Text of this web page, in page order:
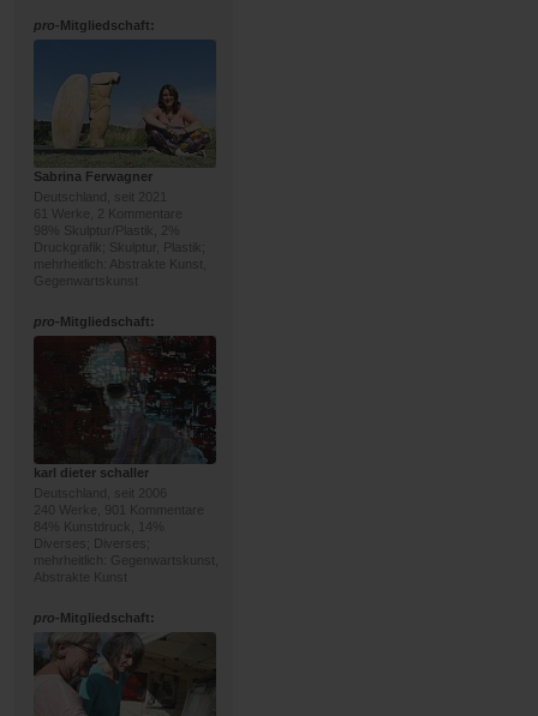
pro-Mitgliedschaft:
Sabrina Ferwagner
Deutschland, seit 2021
61 Werke, 2 Kommentare
98% Skulptur/Plastik, 2%
Druckgrafik; Skulptur, Plastik;
mehrheitlich: Abstrakte Kunst,
Gegenwartskunst
pro-Mitgliedschaft:
karl dieter schaller
Deutschland, seit 2006
240 Werke, 901 Kommentare
84% Kunstdruck, 14%
Diverses; Diverses;
mehrheitlich: Gegenwartskunst,
Abstrakte Kunst
pro-Mitgliedschaft: